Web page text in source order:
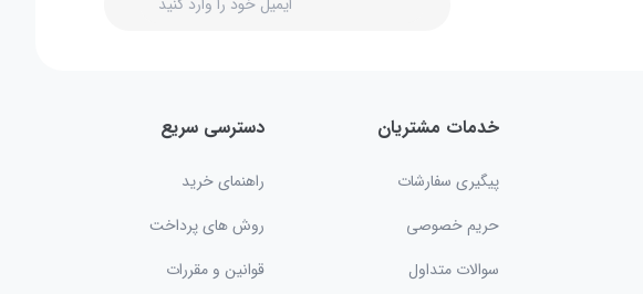
خدمات مشتریان
پیگیری سفارشات
حریم خصوصی
سوالات متداول
دسترسی سریع
راهنمای خرید
روش های پرداخت
قوانین و مقررات